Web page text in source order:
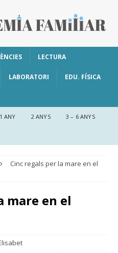
LECTURA
LABORATORI EDU. FÍSICA
1 ANY 2 ANYS 3 – 6 ANYS
Cinc regals per la mare en el
mare en el